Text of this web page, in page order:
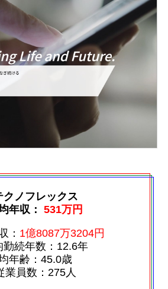
クノフレックス
年収：531万円
： 1億8087万3204円
勤続年数：12.6年
年齢：45.0歳
業員数：275人